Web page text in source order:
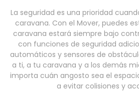
La seguridad es una prioridad
caravana. Con el Mover, puedes
caravana estará siempre bajo
con funciones de seguridad
automáticos y sensores de
a ti, a tu caravana y a los demás
importa cuán angosto sea el
a evitar colisiones y